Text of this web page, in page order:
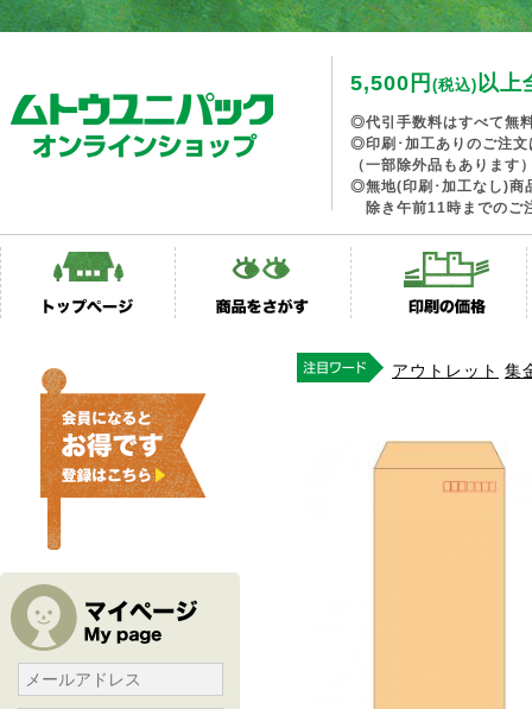
5,500円 (税込)以上
◎代引手数料はすべて無
◎印刷･加工ありのご注文
（一部除外品もあります
◎無地(印刷･加工なし)商
除き午前11時までのご
アウトレット 集